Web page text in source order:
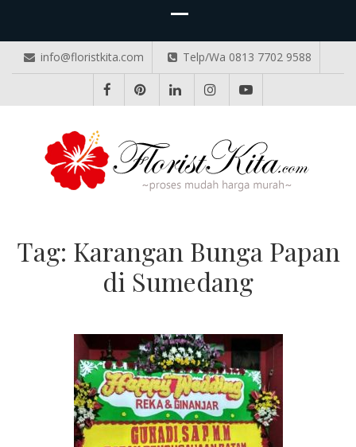
info@floristkita.com Telp/Wa 0813 7702 9588
Tag: Karangan Bunga Papan
di Sumedang